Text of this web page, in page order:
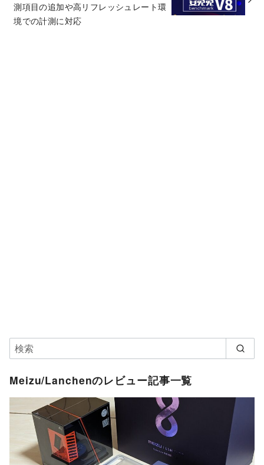
測項目の追加や高リフレッシュレート環
境での計測に対応
Meizu/Lanchenのレビュー記事一覧